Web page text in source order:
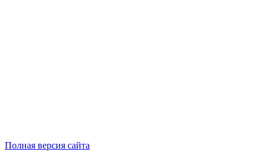
Полная версия сайта